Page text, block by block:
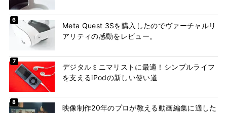
Meta Quest 3Sを購入したのでヴァーチャルリ
アリティの感動をレビュー。
デジタルミニマリストに最適！シンプルライフ
を支えるiPodの新しい使い道
映像制作20年のプロが教える動画編集に適した